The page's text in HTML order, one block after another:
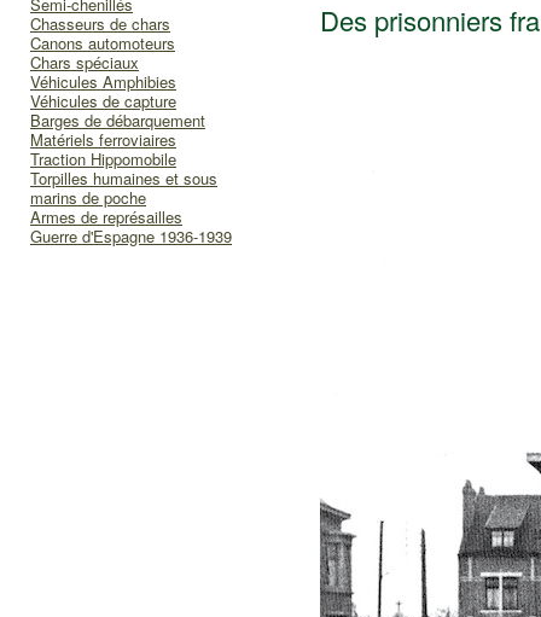
Chasseurs de chars
Canons automoteurs
Chars spéciaux
Véhicules Amphibies
Véhicules de capture
Barges de débarquement
Matériels ferroviaires
Traction Hippomobile
Torpilles humaines et sous
marins de poche
Armes de représailles
Guerre d'Espagne 1936-1939
Des prisonniers